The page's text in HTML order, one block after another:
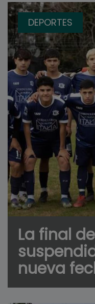
DEPORTES
La final
nueva